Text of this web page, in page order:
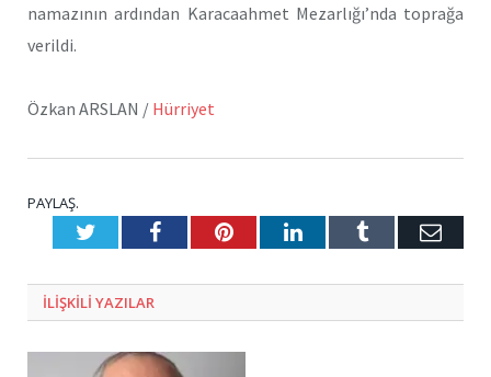
namazının ardından Karacaahmet Mezarlığı’nda toprağa
verildi.
Özkan ARSLAN / Hürriyet
PAYLAŞ.
TwitterFacebookPinterestLinkedInTumblr E-
ILIŞKILI YAZILAR